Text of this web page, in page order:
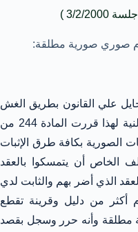
صوري صورية مطلقة:
علي القانون بطريق الغش
والتدليس وبقصد الإضرار بآخر حسن النية لهذا قررت المادة 244 من
الصورية بكافة طرق الإثبات
الخاص أن يتمسكوا بالعقد
الذي أضر بهم والثابت لدي
أكثر من دليل وقرينة تقطع
مطلقة وأنه حرر وسجل بقصد